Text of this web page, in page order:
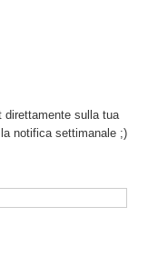
sulla tua
notifica settimanale ;)